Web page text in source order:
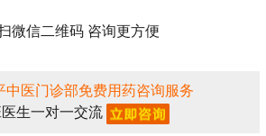
微信二维码 咨询更方便
中医门诊部免费用药咨询服务
生一对一交流